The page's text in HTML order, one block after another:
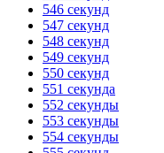
546 секунд
547 секунд
548 секунд
549 секунд
550 секунд
551 секунда
552 секунды
553 секунды
554 секунды